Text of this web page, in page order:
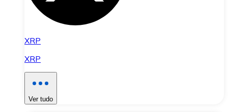
XRP
XRP
Ver tudo